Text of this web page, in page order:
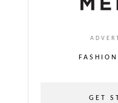
GET